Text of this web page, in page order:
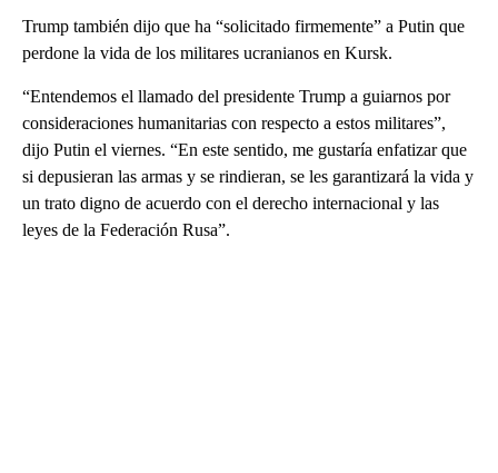
Trump también dijo que ha “solicitado firmemente” a Putin que
perdone la vida de los militares ucranianos en Kursk.
“Entendemos el llamado del presidente Trump a guiarnos por
consideraciones humanitarias con respecto a estos militares”,
dijo Putin el viernes. “En este sentido, me gustaría enfatizar que
si depusieran las armas y se rindieran, se les garantizará la vida y
un trato digno de acuerdo con el derecho internacional y las
leyes de la Federación Rusa”.